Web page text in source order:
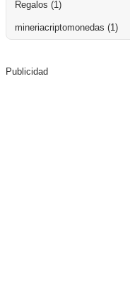
Regalos (1)
mineriacriptomonedas (1)
Publicidad